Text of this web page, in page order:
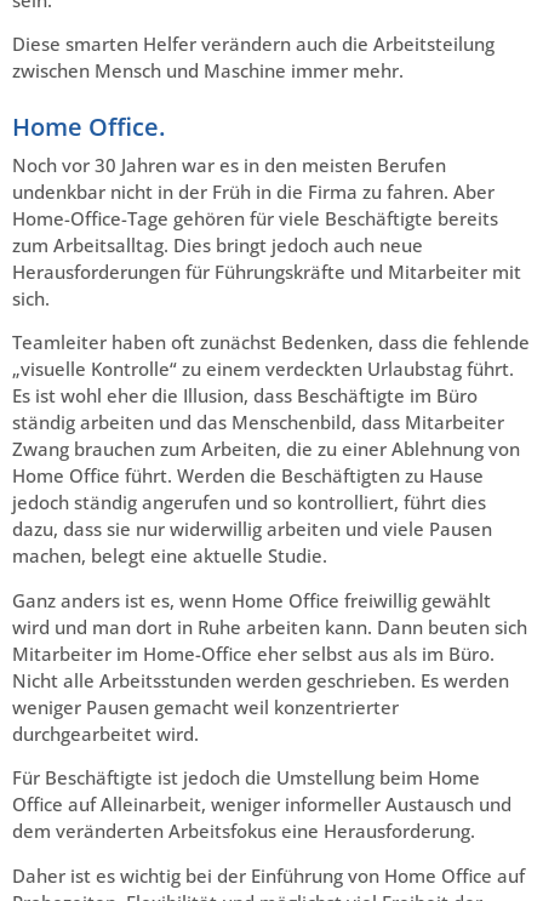
Diese smarten Helfer verändern auch die Arbeitsteilung
zwischen Mensch und Maschine immer mehr.
Home Office.
Noch vor 30 Jahren war es in den meisten Berufen
undenkbar nicht in der Früh in die Firma zu fahren. Aber
Home-Office-Tage gehören für viele Beschäftigte bereits
zum Arbeitsalltag. Dies bringt jedoch auch neue
Herausforderungen für Führungskräfte und Mitarbeiter mit
sich.
Teamleiter haben oft zunächst Bedenken, dass die fehlende
„visuelle Kontrolle“ zu einem verdeckten Urlaubstag führt.
Es ist wohl eher die Illusion, dass Beschäftigte im Büro
ständig arbeiten und das Menschenbild, dass Mitarbeiter
Zwang brauchen zum Arbeiten, die zu einer Ablehnung von
Home Office führt. Werden die Beschäftigten zu Hause
jedoch ständig angerufen und so kontrolliert, führt dies
dazu, dass sie nur widerwillig arbeiten und viele Pausen
machen, belegt eine aktuelle Studie.
Ganz anders ist es, wenn Home Office freiwillig gewählt
wird und man dort in Ruhe arbeiten kann. Dann beuten sich
Mitarbeiter im Home-Office eher selbst aus als im Büro.
Nicht alle Arbeitsstunden werden geschrieben. Es werden
weniger Pausen gemacht weil konzentrierter
durchgearbeitet wird.
Für Beschäftigte ist jedoch die Umstellung beim Home
Office auf Alleinarbeit, weniger informeller Austausch und
dem veränderten Arbeitsfokus eine Herausforderung.
Daher ist es wichtig bei der Einführung von Home Office auf